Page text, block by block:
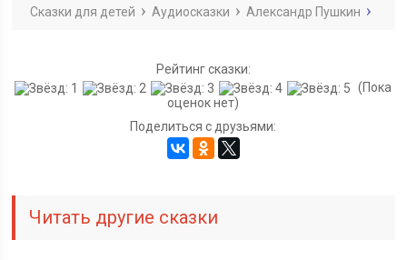
Сказки для детей Аудиосказки Александр Пушкин
Рейтинг сказки:
(Пока
оценок нет)
Поделиться с друзьями:
Читать другие сказки